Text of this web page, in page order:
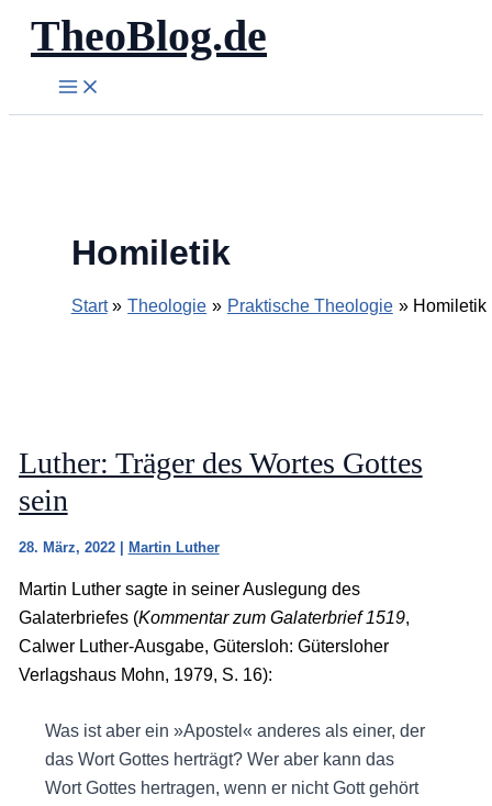
Zum
Inhalt
springen
TheoBlog.de
Homiletik
Start Theologie Praktische Theologie Homiletik
Luther: Träger des Wortes Gottes
sein
28. März, 2022 | Martin Luther
Martin Luther sagte in seiner Auslegung des
Galaterbriefes (Kommentar zum Galaterbrief 1519,
Calwer Luther-Ausgabe, Gütersloh: Gütersloher
Verlagshaus Mohn, 1979, S. 16):
Was ist aber ein »Apostel« anderes als einer, der
das Wort Gottes herträgt? Wer aber kann das
Wort Gottes hertragen, wenn er nicht Gott gehört